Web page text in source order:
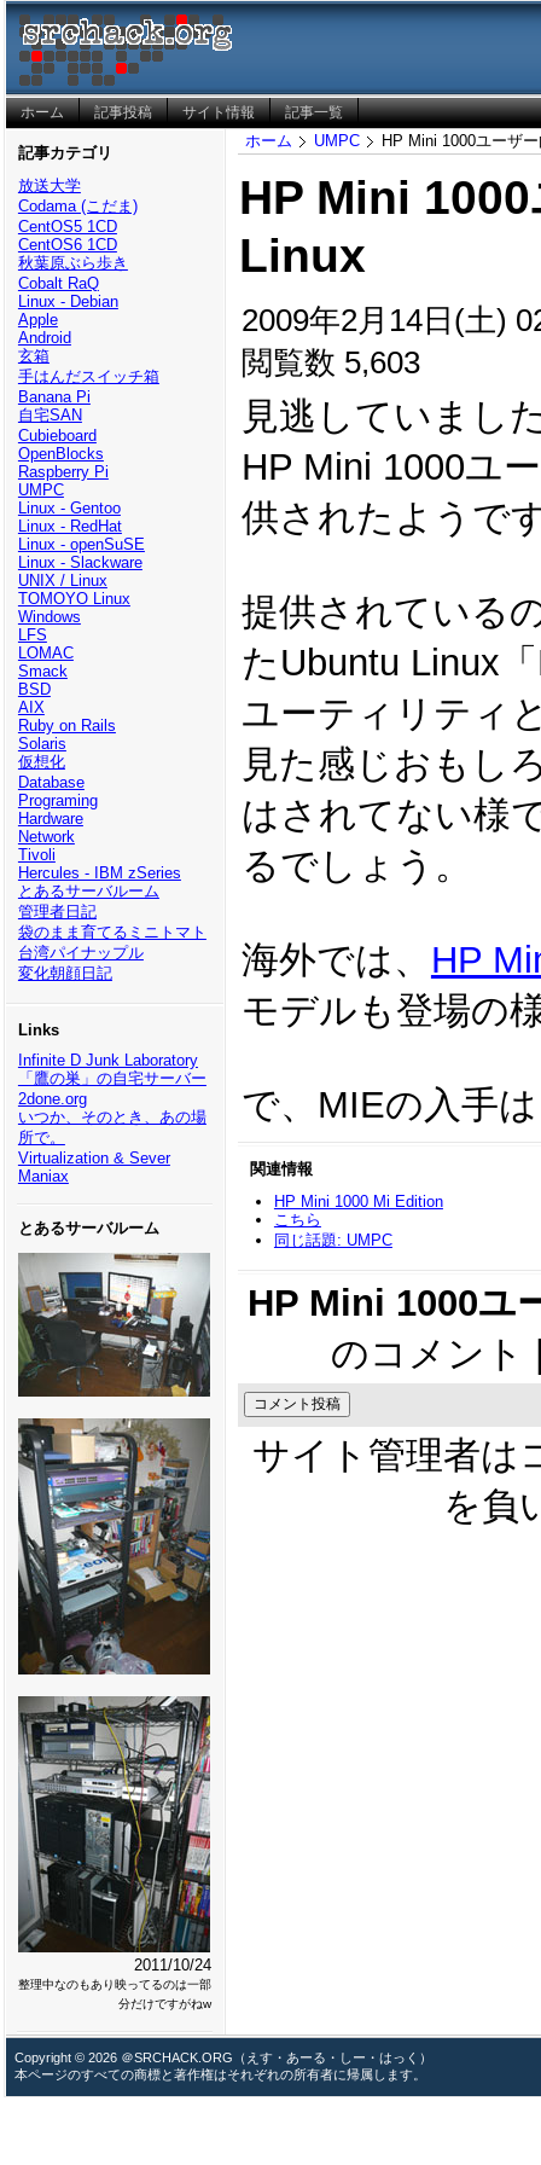
ホーム 記事投稿 サイト情報 記事一覧
記事カテゴリ
放送大学
Codama (こだま)
CentOS5 1CD
CentOS6 1CD
秋葉原ぶら歩き
Cobalt RaQ
Linux - Debian
Apple
Android
玄箱
手はんだスイッチ箱
Banana Pi
自宅SAN
Cubieboard
OpenBlocks
Raspberry Pi
UMPC
Linux - Gentoo
Linux - RedHat
Linux - openSuSE
Linux - Slackware
UNIX / Linux
TOMOYO Linux
Windows
LFS
LOMAC
Smack
BSD
AIX
Ruby on Rails
Solaris
仮想化
Database
Programing
Hardware
Network
Tivoli
Hercules - IBM zSeries
とあるサーバルーム
管理者日記
袋のまま育てるミニトマト
台湾パイナップル
変化朝顔日記
Links
Infinite D Junk Laboratory
「鷹の巣」の自宅サーバー
2done.org
いつか、そのとき、あの場
所で。
Virtualization & Sever
Maniax
とあるサーバルーム
2011/10/24
整理中なのもあり映ってるのは一部
分だけですがねw
ホーム UMPC HP Mini 1000ユーザ
HP Mini
Linux
2009年2月14日(土)
閲覧数 5,603
見逃していまし
HP Mini 1000ユ
供されたようで
提供されている
たUbuntu Linux
ユーティリティ
見た感じおもし
はされてない様
るでしょう。
海外では、 HP
モデルも登場の
で、MIEの入手
関連情報
HP Mini 1000 Mi Edition
こちら
同じ話題: UMPC
HP Mini 1000ユ
のコメン
サイト管理者は
を負
Copyright © 2026 ＠SRCHACK.ORG（えす・あーる・しー・はっく）
本ページのすべての商標と著作権はそれぞれの所有者に帰属します。